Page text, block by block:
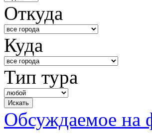
Откуда
Куда
Тип тура
Обсуждаемое на